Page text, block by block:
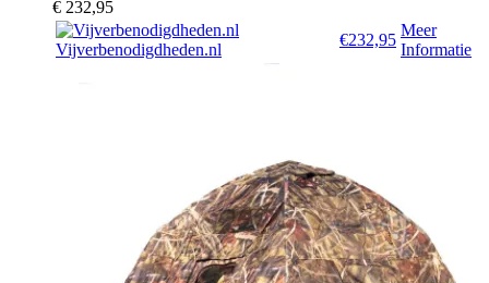
€ 232,95
Vijverbenodigdheden.nl
€232,95
Meer
Informatie